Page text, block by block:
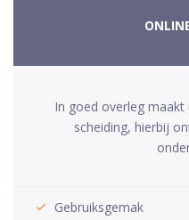
In goed overleg
scheiding, hierbij
Gebruiksgemak